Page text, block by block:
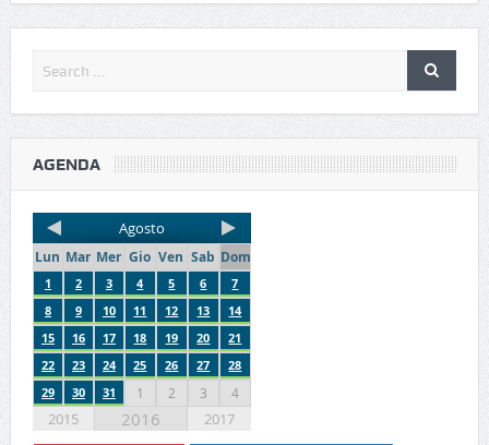
AGENDA
Agosto
Lun Mar Mer Gio Ven Sab Dom
1 2 3 4 5 6
7
8
9 10 11 12 13
14
15
16 17 18 19 20
21
22
23 24 25 26 27
28
29
30 31 1 2 3 4
2015 2016
2017